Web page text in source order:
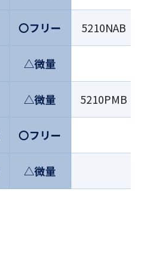
〇フリー 5210NAB
△微量
△微量 5210PMB
〇フリー
△微量